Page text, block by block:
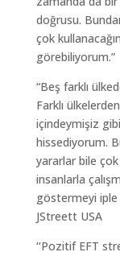
doğrusu.
çok
görebiliyorum.”
“Beş farklı
Farklı
içindeymişiz
hissediyorum.
yararlar bile
insanlarla
göstermeyi iple
JStreett USA
‘‘Pozitif EFT